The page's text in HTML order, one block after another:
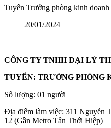
Tuyển Trưởng phòng kinh doanh
20/01/2024
CÔNG TY TNHH ĐẠI LÝ
TUYỂN: TRƯỞNG PHÒNG
Số lượng: 01 người
Địa điểm làm việc: 311 Nguyễn
12 (Gần Metro Tân Thới Hiệp)